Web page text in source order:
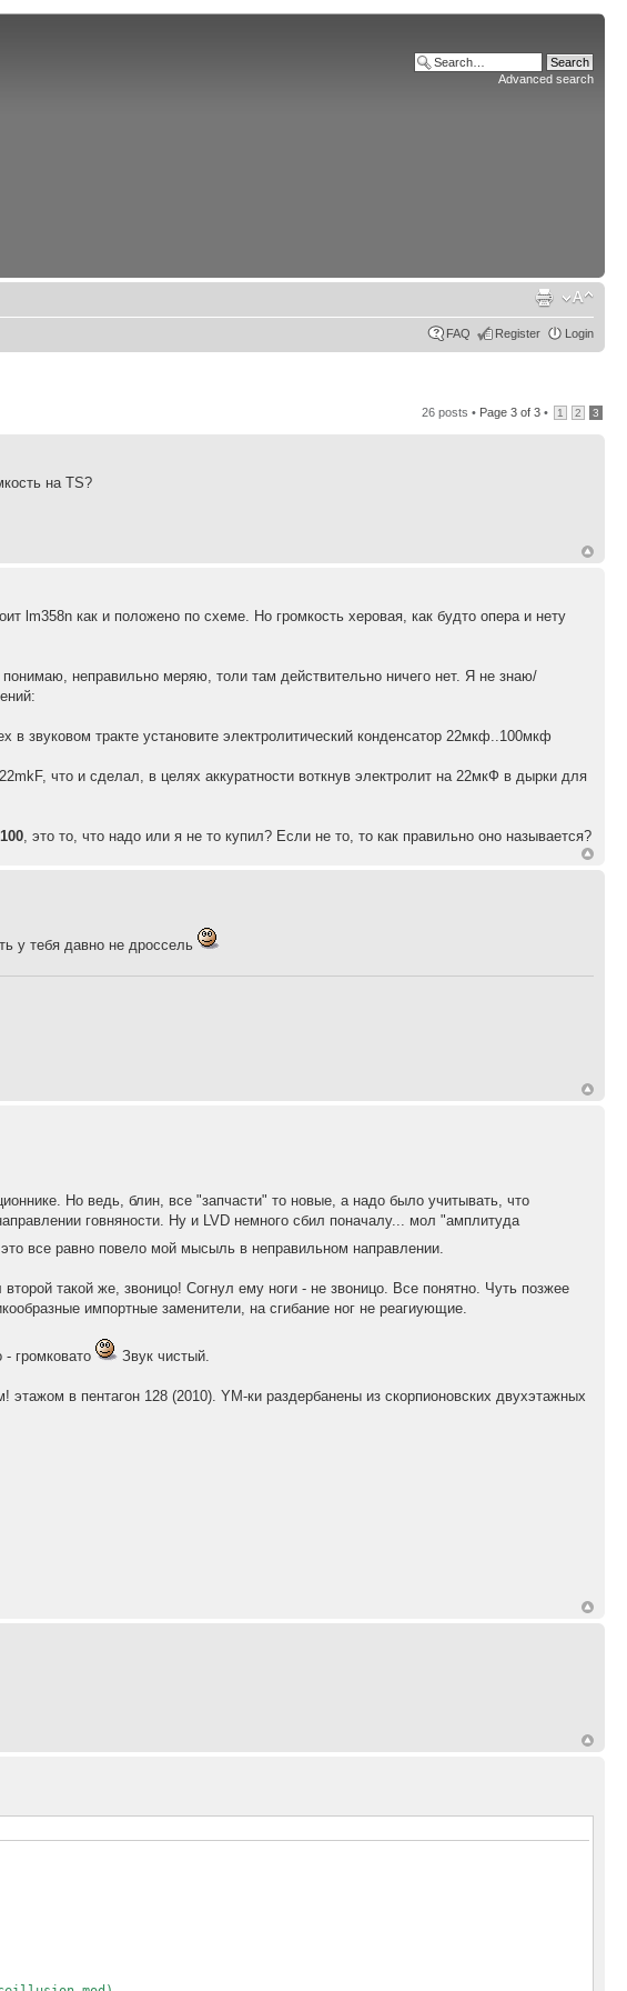
Advanced search
FAQ Register Login
26 posts • Page 3 of 3 • 1 2 3
на TS?
lm358n как и положено по схеме. Но громкость херовая, как будто опера и нету
неправильно меряю, толи там действительно ничего нет. Я не знаю/
звуковом тракте установите электролитический конденсатор 22мкф..100мкф
что и сделал, в целях аккуратности воткнув электролит на 22мкФ в дырки для
, это то, что надо или я не то купил? Если не то, то как правильно оно называется?
у тебя давно не дроссель
Но ведь, блин, все "запчасти" то новые, а надо было учитывать, что
говняности. Ну и LVD немного сбил поначалу... мол "амплитуда
все равно повело мой мысыль в неправильном направлении.
такой же, звоницо! Согнул ему ноги - не звоницо. Все понятно. Чуть позжее
импортные заменители, на сгибание ног не реагиующие.
- громковато Звук чистый.
в пентагон 128 (2010). YM-ки раздербанены из скорпионовских двухэтажных